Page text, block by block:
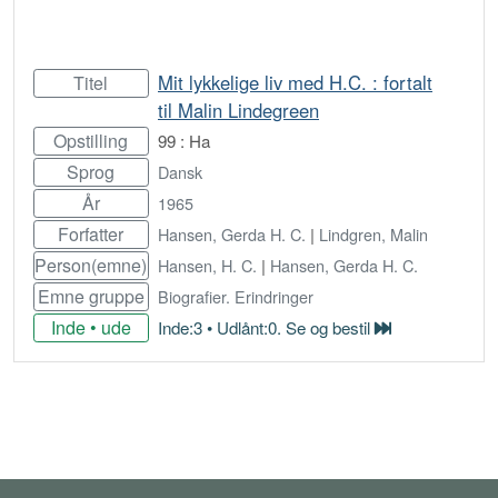
Titel
Mit lykkelige liv med H.C. : fortalt
til Malin Lindegreen
Opstilling 99 : Ha
Sprog Dansk
År 1965
Forfatter Hansen, Gerda H. C. | Lindgren, Malin
Person(emne) Hansen, H. C. | Hansen, Gerda H. C.
Emne gruppe Biografier. Erindringer
Inde • ude Inde:3 • Udlånt:0. Se og bestil
Bestil